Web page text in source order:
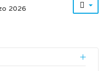
2026